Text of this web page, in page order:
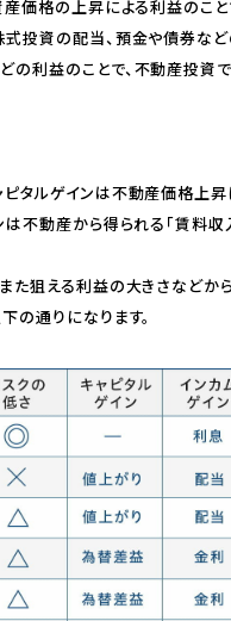
産価格の上昇による利益のこと
投資の配当、預金や債券など
の利益のことで、不動産投資
タルゲインは不動産価格上昇
は不動産から得られる「賃料収
た狙える利益の大きさなどか
の通りになります。